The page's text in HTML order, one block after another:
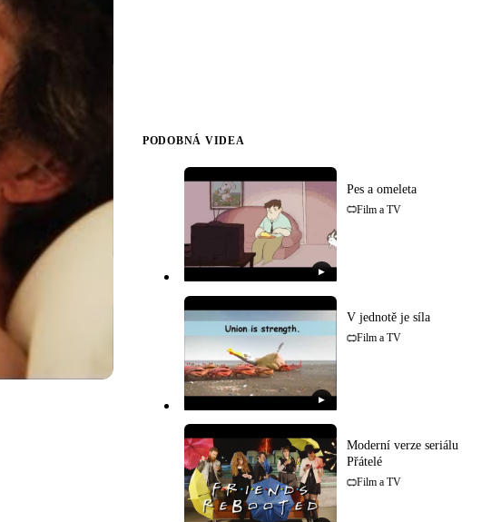
PODOBNÁ VIDEA
▶
Pes a omeleta
Film a TV
▶
V jednotě je síla
Film a TV
Moderní verze seriálu
Přátelé
Film a TV